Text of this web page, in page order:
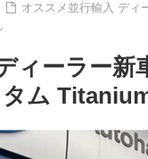
オススメ並行輸入 ディ
ィーラー新
ム